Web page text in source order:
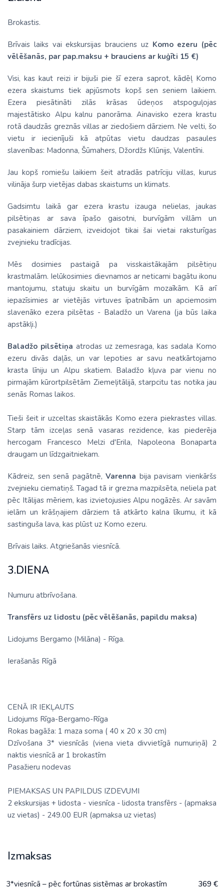
Brokastis.
Brīvais laiks vai ekskursijas brauciens uz Komo ezeru (pēc
vēlēšanās, par pap.maksu + brauciens ar kuģīti 15 €)
Visi, kas kaut reizi ir bijuši pie šī ezera saprot, kādēļ Komo
ezera skaistums tiek apjūsmots kopš sen seniem laikiem.
Ezera piesātināti zilās krāsas ūdeņos atspoguļojas
majestātisko Alpu kalnu panorāma. Ainavisko ezera krastu
rotā daudzās greznās villas ar ziedošiem dārziem. Ne velti, šo
vietu ir iecienījuši kā atpūtas vietu daudzas pasaules
slavenības: Madonna, Šūmahers, Džordžs Klūnijs, Valentīni.
Jau kopš romiešu laikiem šeit atradās patrīciju villas, kurus
vilināja šurp vietējas dabas skaistums un klimats.
Gadsimtu laikā gar ezera krastu izauga nelielas, jaukas
pilsētiņas ar sava īpašo gaisotni, burvīgām villām un
pasakainiem dārziem, izveidojot tikai šai vietai raksturīgas
zvejnieku tradīcijas.
Mēs dosimies pastaigā pa visskaistākajām pilsētiņu
krastmalām. Ielūkosimies dievnamos ar neticami bagātu ikonu
mantojumu, statuju skaitu un burvīgām mozaīkām. Kā arī
iepazīsimies ar vietējās virtuves īpatnībām un apciemosim
slavenāko ezera pilsētas - Baladžo un Varena (ja būs laika
apstākļi.)
Baladžo pilsētiņa atrodas uz zemesraga, kas sadala Komo
ezeru divās daļās, un var lepoties ar savu neatkārtojamo
krasta līniju un Alpu skatiem. Baladžo kļuva par vienu no
pirmajām kūrortpilsētām Ziemeļitālijā, starpcitu tas notika jau
senās Romas laikos.
Tieši šeit ir uzceltas skaistākās Komo ezera piekrastes villas.
Starp tām izceļas senā vasaras rezidence, kas piederēja
hercogam Francesco Melzi d'Erila, Napoleona Bonaparta
draugam un līdzgaitniekam.
Kādreiz, sen senā pagātnē,Varenna bija pavisam vienkāršs
zvejnieku ciematiņš. Tagad tā ir grezna mazpilsēta, neliela pat
pēc Itālijas mēriem, kas izvietojusies Alpu nogāzēs. Ar savām
ielām un krāšņajiem dārziem tā atkārto kalna līkumu, it kā
sastinguša lava, kas plūst uz Komo ezeru.
Brīvais laiks. Atgriešanās viesnīcā.
3.DIENA
Numuru atbrīvošana.
Transfērs uz lidostu (pēc vēlēšanās, papildu maksa)
Lidojums Bergamo (Milāna) - Rīga.
Ierašanās Rīgā
CENĀ IR IEKĻAUTS
Lidojums Rīga-Bergamo-Rīga
Rokas bagāža: 1 maza soma ( 40 х 20 х 30 cm)
Dzīvošana 3* viesnīcās (viena vieta divvietīgā numuriņā) 2
naktis viesnīcā ar 1 brokastīm
Pasažieru nodevas
PIEMAKSAS UN PAPILDUS IZDEVUMI
2 ekskursijas + lidosta - viesnīca - lidosta transfērs - (apmaksa
uz vietas) - 249.00 EUR (apmaksa uz vietas)
Izmaksas
3*viesnīcā – pēc fortūnas sistēmas ar brokastīm
369 €